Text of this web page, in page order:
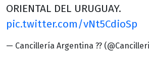
ORIENTAL DEL URUGUAY.
pic.twitter.com/vNt5CdioSp
— Cancillería Argentina ??